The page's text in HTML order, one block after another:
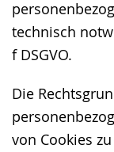
technisch
f DSGVO.
Die
von Cookies